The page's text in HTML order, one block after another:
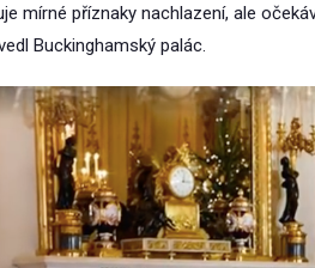
mírné příznaky nachlazení, ale
Buckinghamský palác.